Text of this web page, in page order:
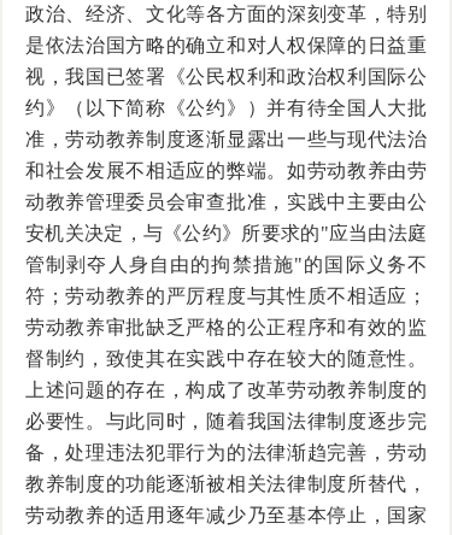
政治、经济、文化等各方面的深刻变革，特别
是依法治国方略的确立和对人权保障的日益重
视，我国已签署《公民权利和政治权利国际公
约》（以下简称《公约》）并有待全国人大批
准，劳动教养制度逐渐显露出一些与现代法治
和社会发展不相适应的弊端。如劳动教养由劳
动教养管理委员会审查批准，实践中主要由公
安机关决定，与《公约》所要求的"应当由法庭
管制剥夺人身自由的拘禁措施"的国际义务不
符；劳动教养的严厉程度与其性质不相适应；
劳动教养审批缺乏严格的公正程序和有效的监
督制约，致使其在实践中存在较大的随意性。
上述问题的存在，构成了改革劳动教养制度的
必要性。与此同时，随着我国法律制度逐步完
备，处理违法犯罪行为的法律渐趋完善，劳动
教养制度的功能逐渐被相关法律制度所替代，
劳动教养的适用逐年减少乃至基本停止，国家